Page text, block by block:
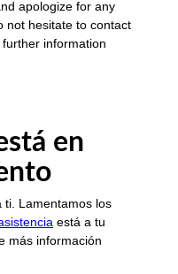
apologize for any
not hesitate to contact
information
en
ti. Lamentamos los
está a tu
más información